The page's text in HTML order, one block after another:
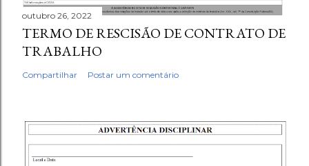
outubro 26, 2022
TERMO DE RESCISÃO DE CONTRATO DE
TRABALHO
Compartilhar Postar um comentário